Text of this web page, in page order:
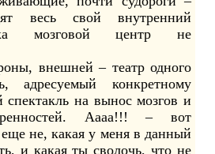
весь свой внутренний
мозговой центр не
внешней – театр одного
адресуемый конкретному
спектакль на вынос мозгов и
Аааа!!! – вот
не, какая у меня в данный
и какая ты сволочь, что не